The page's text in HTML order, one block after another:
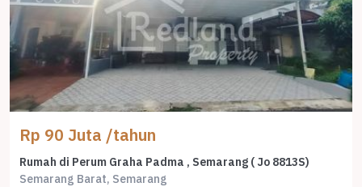
Rp 90 Juta /tahun
Rumah di Perum Graha Padma , Semarang ( Jo 8813S)
Semarang Barat, Semarang